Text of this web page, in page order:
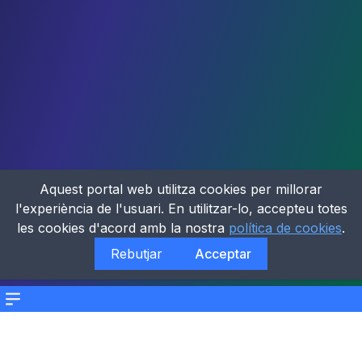
Menu
Aquest portal web utilitza cookies per millorar
l'experiència de l'usuari. En utilitzar-lo, accepteu totes
les cookies d'acord amb la nostra política de cookies.
Rebutjar
Acceptar